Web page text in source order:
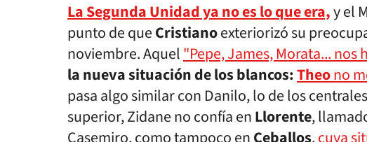
La Segunda Unidad ya no es lo que era,y el
punto de queCristianoexteriorizó su
noviembre. Aquel"Pepe, James, Morata... nos
la nueva situación de los blancos:Theono
pasa algo similar con Danilo, lo de los
superior, Zidane no confía enLlorente,